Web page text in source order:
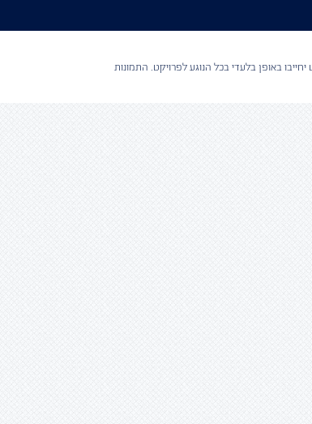
באופן בלעדי בכל הנוגע לפרויקט. התמונות